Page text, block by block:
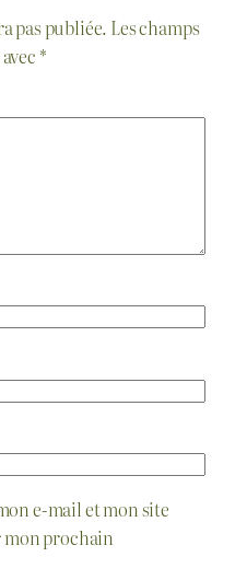
pas publiée. Les champs
*
e-mail et mon site
mon prochain